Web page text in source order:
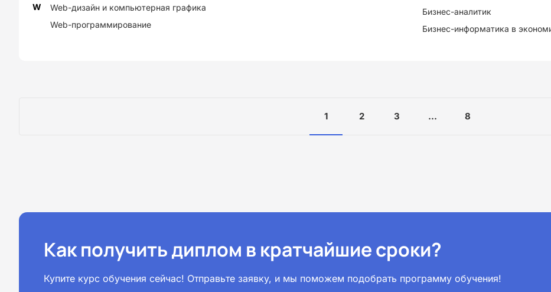
W
Web-дизайн и компьютерная графика
Web-программирование
Бизнес-аналитик
Бизнес-информатика в
1 2 3 ... 8
Как получить диплом в кратчайшие сроки?
Купите курс обучения сейчас! Отправьте заявку, и мы поможем подобрать программу обучения!